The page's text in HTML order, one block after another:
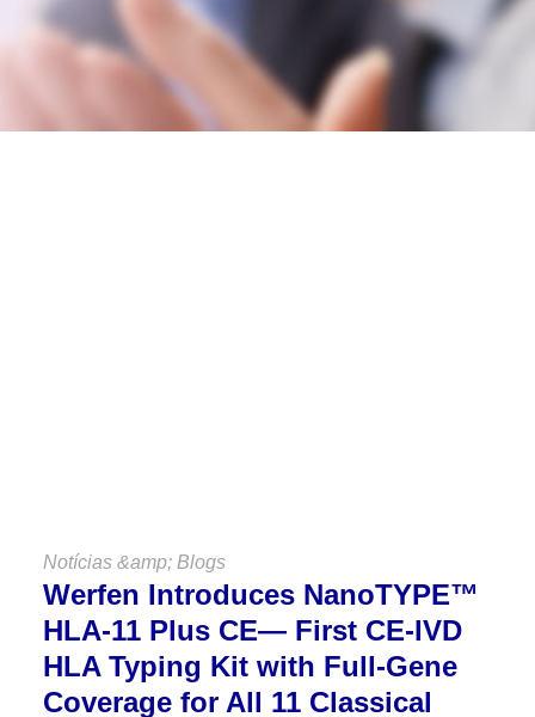
Notícias &amp; Blogs
Werfen Introduces NanoTYPE™
HLA-11 Plus CE— First CE-IVD
HLA Typing Kit with Full-Gene
Coverage for All 11 Classical